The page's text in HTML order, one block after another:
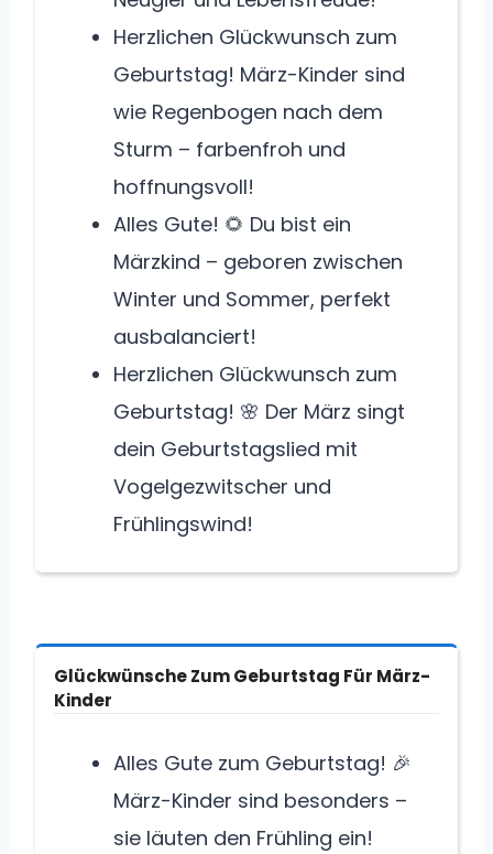
Herzlichen Glückwunsch zum
Geburtstag! März-Kinder sind
wie Regenbogen nach dem
Sturm – farbenfroh und
hoffnungsvoll!
Alles Gute! 🌻 Du bist ein
Märzkind – geboren zwischen
Winter und Sommer, perfekt
ausbalanciert!
Herzlichen Glückwunsch zum
Geburtstag! 🌸 Der März singt
dein Geburtstagslied mit
Vogelgezwitscher und
Frühlingswind!
Glückwünsche Zum Geburtstag Für März-
Kinder
Alles Gute zum Geburtstag! 🎉
März-Kinder sind besonders –
sie läuten den Frühling ein!